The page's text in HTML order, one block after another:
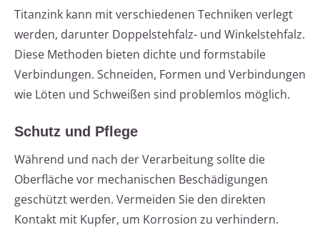
Titanzink kann mit verschiedenen Techniken verlegt
werden, darunter Doppelstehfalz- und Winkelstehfalz.
Diese Methoden bieten dichte und formstabile
Verbindungen. Schneiden, Formen und Verbindungen
wie Löten und Schweißen sind problemlos möglich.
Schutz und Pflege
Während und nach der Verarbeitung sollte die
Oberfläche vor mechanischen Beschädigungen
geschützt werden. Vermeiden Sie den direkten
Kontakt mit Kupfer, um Korrosion zu verhindern.